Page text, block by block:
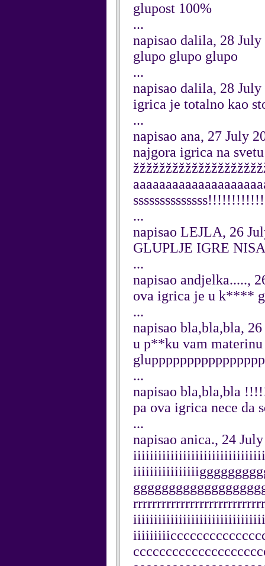
glupost 100%
...
napisao dalila, 28 July
glupo glupo glupo
...
napisao dalila, 28 July
igrica je totalno kao
...
napisao ana, 27 July
najgora igrica na
...
napisao LEJLA, 26
GLUPLJE IGRE
...
napisao andjelka.....,
ova igrica je u
...
napisao bla,bla,bla,
u p**ku vam
...
napisao bla,bla,bla
pa ova igrica nece da
...
napisao anica., 24